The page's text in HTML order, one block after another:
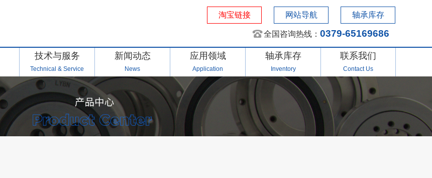
淘宝链接 网站导航 轴承库存
全国咨询热线：0379-65169686
技术与服务
Technical & Service
新闻动态
News
应用领域
Application
轴承库存
Inventory
联系我们
Contact Us